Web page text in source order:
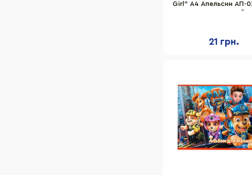
Girl" A4 Апельсин АП-
21 грн.